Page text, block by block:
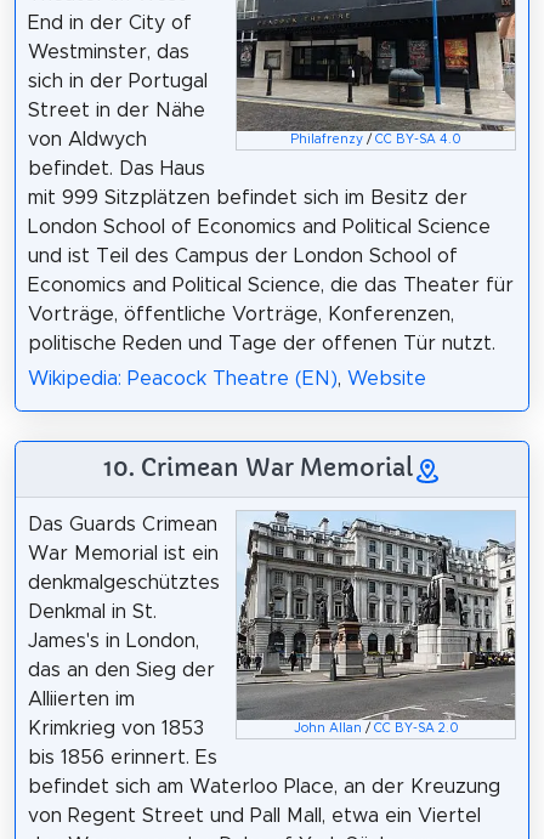
Philafrenzy /CC BY-SA 4.0
End in der City of
Westminster, das
sich in der Portugal
Street in der Nähe
von Aldwych
befindet. Das Haus
mit 999 Sitzplätzen befindet sich im Besitz der
London School of Economics and Political Science
und ist Teil des Campus der London School of
Economics and Political Science, die das Theater für
Vorträge, öffentliche Vorträge, Konferenzen,
politische Reden und Tage der offenen Tür nutzt.
Wikipedia: Peacock Theatre (EN), Website
10. Crimean War Memorial
John Allan / CC BY-SA 2.0
Das Guards Crimean
War Memorial ist ein
denkmalgeschütztes
Denkmal in St.
James's in London,
das an den Sieg der
Alliierten im
Krimkrieg von 1853
bis 1856 erinnert. Es
befindet sich am Waterloo Place, an der Kreuzung
von Regent Street und Pall Mall, etwa ein Viertel